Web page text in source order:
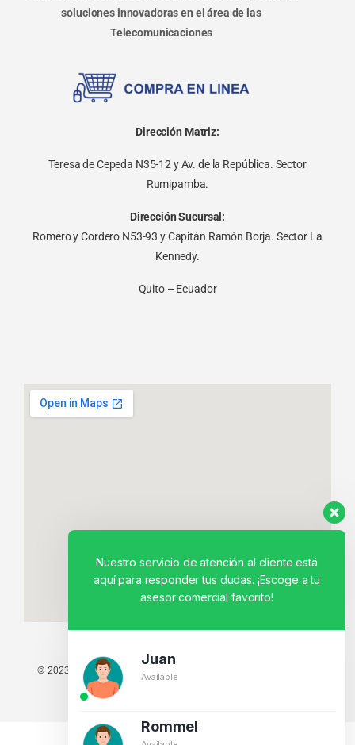
soluciones innovadoras en el área de las
Telecomunicaciones
Dirección Matriz:
Teresa de Cepeda N35-12 y Av. de la República. Sector
Rumipamba.
Dirección Sucursal:
Romero y Cordero N53-93 y Capitán Ramón Borja. Sector La
Kennedy.
Quito – Ecuador
© 2023 TODOS LOS DERECHOS RESERVADOS - TECNIT TU TIENDA
TECNOLÓGICA.
Nuestro servicio de atención al cliente está
aquí para responder tus dudas. ¡Escoge a tu
asesor comercial favorito!
Juan
Available
Rommel